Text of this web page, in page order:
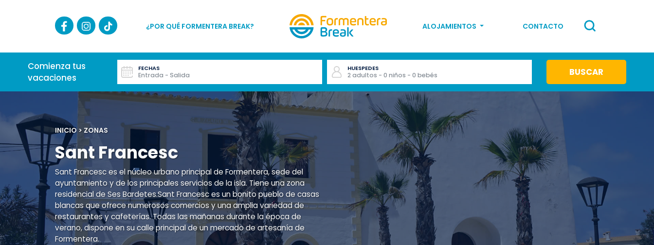
¿POR QUÉ FORMENTERA BREAK? ALOJAMIENTOS CONTACTO
Comienza tus
vacaciones
FECHAS
Entrada - Salida
HUESPEDES
2adultos - 0 niños - 0 bebés
INICIO> ZONAS
Sant Francesc
Sant Francesc es el núcleo urbano principal de Formentera, sede del
ayuntamiento y de los principales servicios de la isla. Tiene una zona
residencial de Ses Bardetes.Sant Francesc es un bonito pueblo de casas
blancas que ofrece numerosos comercios y una amplia variedad de
restaurantes y cafeterías. Todas las mañanas durante la época de
verano, dispone en su calle principal de un mercado de artesanía de
Formentera.